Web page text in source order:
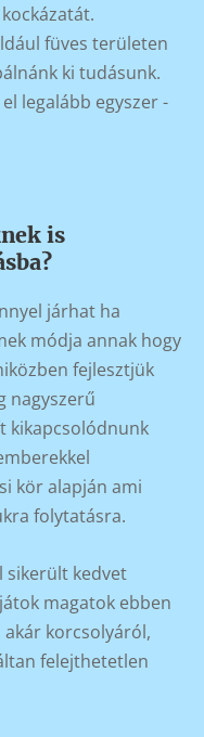
füves területen
ki tudásunk.
legalább egyszer -
is
járhat ha
módja annak hogy
fejlesztjük
nagyszerű
kikapcsolódnunk
kör alapján ami
folytatásra.
sikerült kedvet
magatok ebben
korcsolyáról,
felejthetetlen